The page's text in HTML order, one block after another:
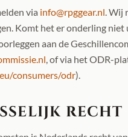
via info@rpggear.nl. Wij
Komt het er onderling niet
aan de
, of via het ODR-
consumers/odr).
recht